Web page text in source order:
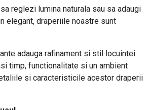
reglezi lumina naturala sau sa adaugi
elegant, draperiile noastre sunt
adauga rafinament si stil locuintei
timp, functionalitate si un ambient
si caracteristicile acestor draperii